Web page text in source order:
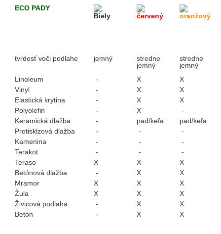
ECO PADY
Biely
červený oranžový
tvrdosť voči podlahe jemný
stredne
jemný
stredne
jemný
Linoleum
- X
X
Vinyl
- X
X
Elastická krytina
- X
X
Polyolefin
- X
-
Keramická dlažba
- pad/kefa
pad/kefa
Protisklzová dlažba
- -
-
Kamenina
- -
-
Terakot
- -
-
Teraso
X X
X
Betónová dlažba
- X
X
Mramor
X X
X
Žula
X X
X
Živicová podlaha
- X
X
Betón
- X X